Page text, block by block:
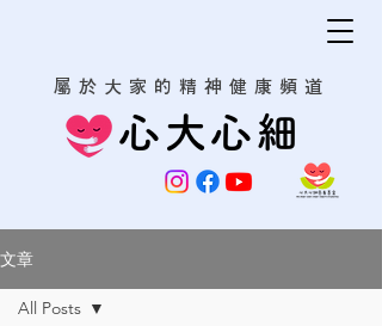
心大心細
屬於大家的精神健康頻道
文章
All Posts